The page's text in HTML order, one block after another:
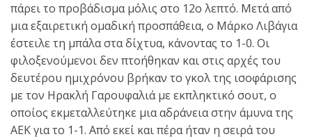
πάρει το προβάδισμα μόλις στο 12ο λεπτό. Μετά από
μια εξαιρετική ομαδική προσπάθεια, ο Μάρκο Λιβάγια
έστειλε τη μπάλα στα δίχτυα, κάνοντας το 1-0. Οι
φιλοξενούμενοι δεν πτοήθηκαν και στις αρχές του
δευτέρου ημιχρόνου βρήκαν το γκολ της ισοφάρισης
με τον Ηρακλή Γαρουφαλιά με εκπληκτικό σουτ, ο
οποίος εκμεταλλεύτηκε μια αδράνεια στην άμυνα της
ΑΕΚ για το 1-1. Από εκεί και πέρα ήταν η σειρά του